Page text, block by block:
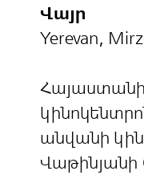
Վայր
Yerevan,
անվանի